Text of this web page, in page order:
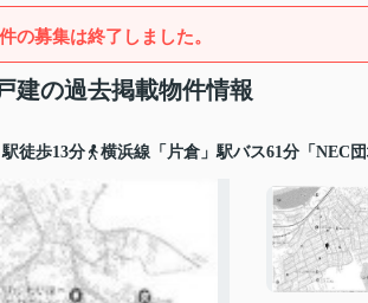
の募集は終了しました。
の過去掲載物件情報
徒歩13分 横浜線「片倉」駅バス61分「NEC